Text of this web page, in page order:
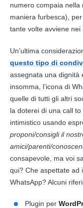
numero compaia
maniera furbesca),
tante volte avviene nei
Un’ultima
questo tipo di
assegnata una dignità
insomma, l’icona di
quelle di tutti gli altri
la doterei di una call
intimistico usando
proponi/consigli il
amici/parenti/
consapevole, ma voi
qui? Che aspettate ad
WhatsApp? Alcuni
Plugin per